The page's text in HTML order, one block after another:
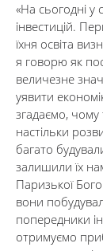
«На сьогодні у
інвестицій.
їхня освіта
я говорю як
величезне
уявити
згадаємо, чому
настільки
багато
залишили їх
Паризької
вони
попередники
отримуємо